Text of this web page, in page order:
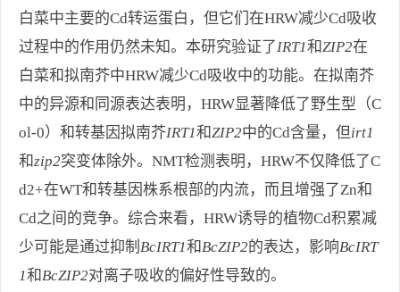
白菜中主要的Cd转运蛋白，但它们在HRW减少Cd吸收
过程中的作用仍然未知。本研究验证了IRT1和ZIP2在
白菜和拟南芥中HRW减少Cd吸收中的功能。在拟南芥
中的异源和同源表达表明，HRW显著降低了野生型（C
ol-0）和转基因拟南芥IRT1和ZIP2中的Cd含量，但irt1
和zip2突变体除外。NMT检测表明，HRW不仅降低了C
d2+在WT和转基因株系根部的内流，而且增强了Zn和
Cd之间的竞争。综合来看，HRW诱导的植物Cd积累减
少可能是通过抑制 BcIRT1和BcZIP2的表达，影响BcIRT
1和BcZIP2对离子吸收的偏好性导致的。